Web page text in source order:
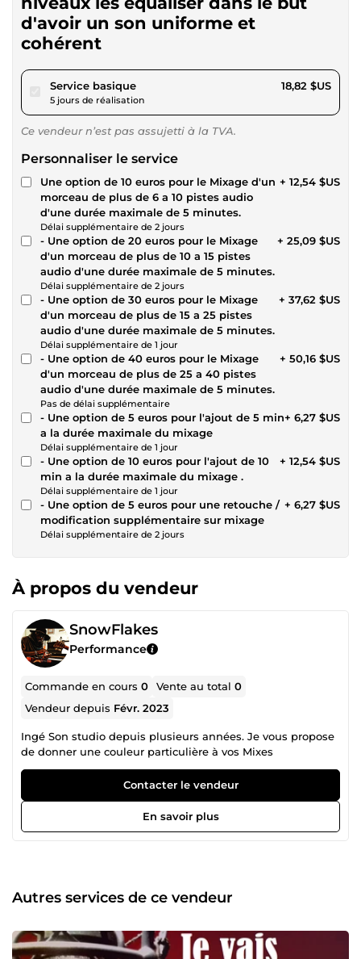
d'avoir un son uniforme et
cohérent
Service basiquepour 17,34 $US
5 jours de réalisation
18,82 $US
Ce vendeur n’est pas assujetti à la TVA.
Personnaliser le service
Une option de 10 euros pour le Mixage d'un
morceau de plus de 6 a 10 pistes audio
d'une durée maximale de 5 minutes.
Délai supplémentaire de 2 jours
+ 12,54 $US
- Une option de 20 euros pour le Mixage
d'un morceau de plus de 10 a 15 pistes
audio d'une durée maximale de 5 minutes.
Délai supplémentaire de 2 jours
+ 25,09 $US
- Une option de 30 euros pour le Mixage
d'un morceau de plus de 15 a 25 pistes
audio d'une durée maximale de 5 minutes.
Délai supplémentaire de 1 jour
+ 37,62 $US
- Une option de 40 euros pour le Mixage
d'un morceau de plus de 25 a 40 pistes
audio d'une durée maximale de 5 minutes.
Pas de délai supplémentaire
+ 50,16 $US
- Une option de 5 euros pour l'ajout de 5 min
a la durée maximale du mixage
Délai supplémentaire de 1 jour
+ 6,27 $US
- Une option de 10 euros pour l'ajout de 10
min a la durée maximale du mixage .
Délai supplémentaire de 1 jour
+ 12,54 $US
- Une option de 5 euros pour une retouche /
modification supplémentaire sur mixage
Délai supplémentaire de 2 jours
+ 6,27 $US
À propos du vendeur
SnowFlakes
Performance
Commande en cours0 Vente au total0
Vendeur depuis Févr. 2023
Ingé Son studio depuis plusieurs années. Je vous propose
de donner une couleur particulière à vos Mixes
Contacter le vendeur
En savoir plus
Autres services de ce vendeur